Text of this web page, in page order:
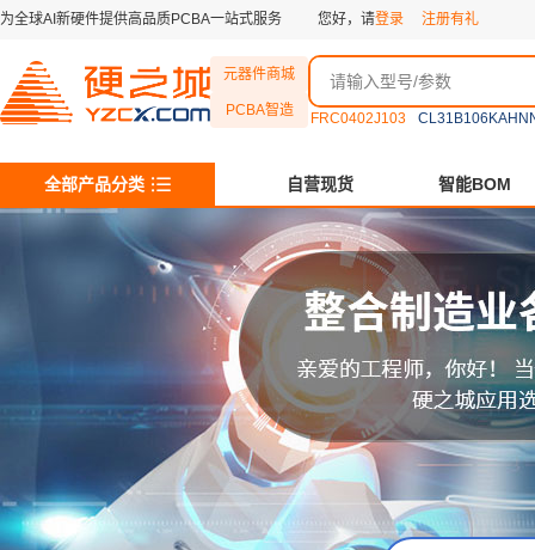
为全球AI新硬件提供高品质PCBA一站式服务 您好，请登录 注册有礼
元器件商城
PCBA智造 FRC0402J103
全部产品分类 自营现货 智能BOM